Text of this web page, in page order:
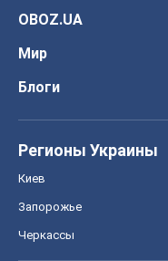
OBOZ.UA
Мир
Блоги
Регионы Украины
Киев
Запорожье
Черкассы